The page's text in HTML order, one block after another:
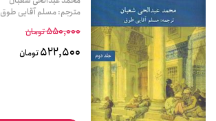
مترجم: مسلم آقایی طوق
550,000تومان
522,500تومان